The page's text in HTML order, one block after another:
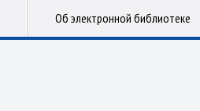
Об электронной библиотеке